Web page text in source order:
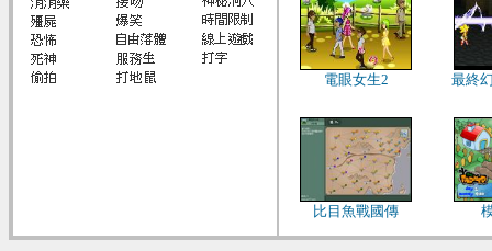
電眼女生2 最終
比目魚戰國傳